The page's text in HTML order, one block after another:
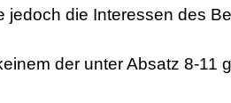
die Interessen des
der unter Absatz 8-11